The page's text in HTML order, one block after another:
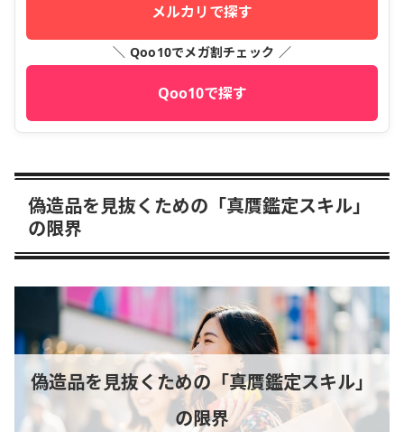
メルカリで探す
＼ Qoo10でメガ割チェック ／
Qoo10で探す
偽造品を見抜くための「真贋鑑定スキル」
の限界
偽造品を見抜くための「真贋鑑定スキル」
の限界